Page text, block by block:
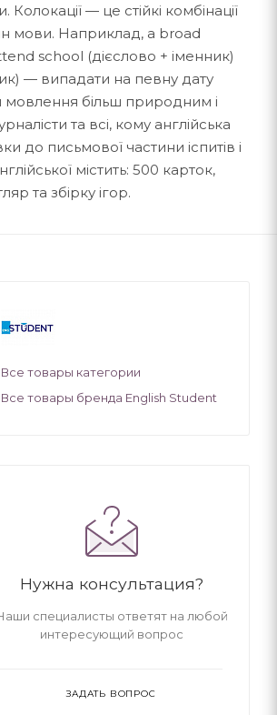
— це стійкі комбінації
мови. Наприклад, a broad
school (дієслово + іменник)
— випадати на певну дату
мовлення більш природним і
та всі, кому англійська
до письмової частини іспитів і
містить: 500 карток,
та збірку ігор.
Все товары категории
Все товары бренда English Student
Нужна консультация?
специалисты ответят на любой
интересующий вопрос
ЗАДАТЬ ВОПРОС